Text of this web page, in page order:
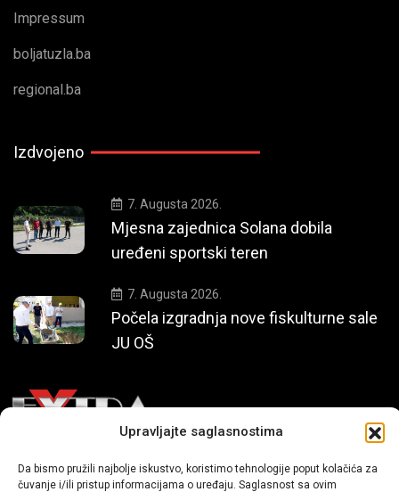
Upravljajte saglasnostima
Da bismo pružili najbolje iskustvo, koristimo tehnologije poput kolačića za
čuvanje i/ili pristup informacijama o uređaju. Saglasnost sa ovim
Impressum
boljatuzla.ba
regional.ba
Izdvojeno
7. Augusta 2026.
Mjesna zajednica Solana dobila
uređeni sportski teren
7. Augusta 2026.
Počela izgradnja nove fiskulturne sale
JU OŠ
Mi smo moderni portal zabavnog karaktera koji donosi vijesti i